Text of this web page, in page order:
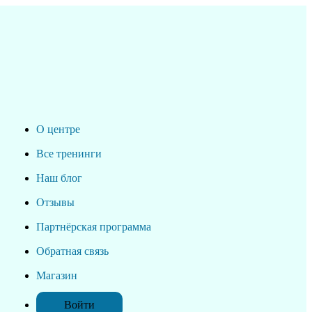
О центре
Все тренинги
Наш блог
Отзывы
Партнёрская программа
Обратная связь
Магазин
Войти